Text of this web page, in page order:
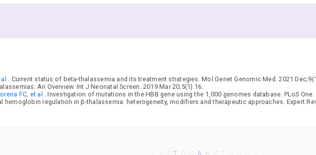
. Current status of beta-thalassemia and its treatment strategies. Mol Genet Genomic Med. 2021
An Overview. Int J Neonatal Screen. 2019 Mar 20;5(1):16.
FC, et al . Investigation of mutations in the HBB gene using the 1,000 genomes database. PLoS
hemoglobin regulation in β-thalassemia: heterogeneity, modifiers and therapeutic approaches. Expert